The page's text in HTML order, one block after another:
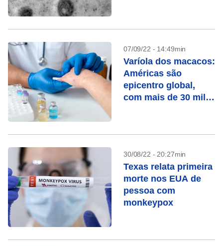
07/09/22 - 14:49min
Varíola dos macacos:
Américas são
epicentro global,
com mais de 30 mil
30/08/22 - 20:27min
Texas relata primeira
morte nos EUA de
pessoa com
monkeypox